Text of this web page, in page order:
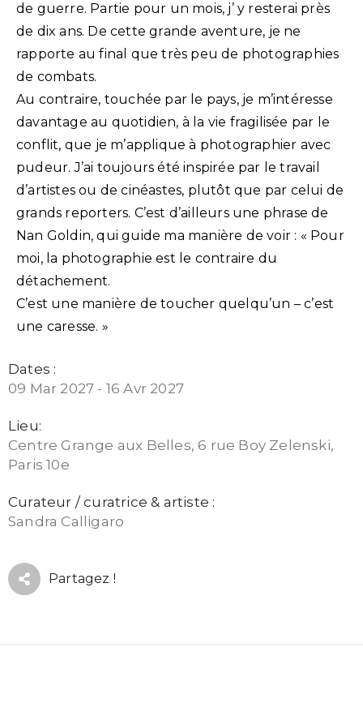
de guerre. Partie pour un mois, j’ y resterai près
de dix ans. De cette grande aventure, je ne
rapporte au final que très peu de photographies
de combats.
Au contraire, touchée par le pays, je m’intéresse
davantage au quotidien, à la vie fragilisée par le
conflit, que je m’applique à photographier avec
pudeur. J’ai toujours été inspirée par le travail
d’artistes ou de cinéastes, plutôt que par celui de
grands reporters. C’est d’ailleurs une phrase de
Nan Goldin, qui guide ma manière de voir : « Pour
moi, la photographie est le contraire du
détachement.
C’est une manière de toucher quelqu’un – c’est
une caresse. »
Dates :
09 Mar 2027 - 16 Avr 2027
Lieu:
Centre Grange aux Belles, 6 rue Boy Zelenski,
Paris 10e
Curateur / curatrice & artiste :
Sandra Calligaro
Partagez !